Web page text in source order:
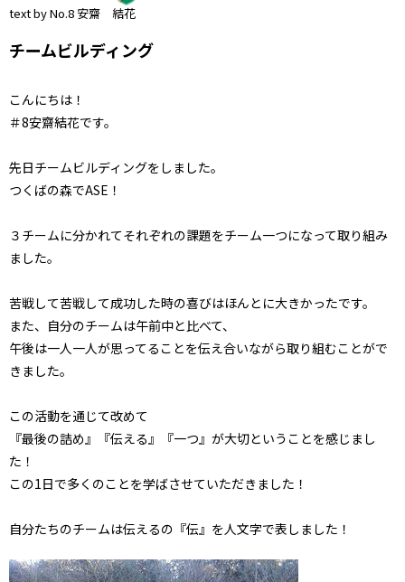
text by No.8 安齋 結花
チームビルディング
こんにちは！
＃8安齋結花です。
先日チームビルディングをしました。
つくばの森でASE！
３チームに分かれてそれぞれの課題をチーム一つになって取り組み
ました。
苦戦して苦戦して成功した時の喜びはほんとに大きかったです。
また、自分のチームは午前中と比べて、
午後は一人一人が思ってることを伝え合いながら取り組むことがで
きました。
この活動を通じて改めて
『最後の詰め』『伝える』『一つ』が大切ということを感じまし
た！
この1日で多くのことを学ばさせていただきました！
自分たちのチームは伝えるの『伝』を人文字で表しました！